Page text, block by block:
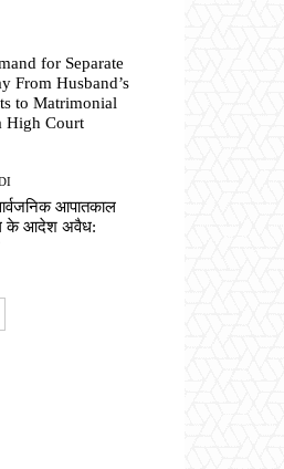
for Separate
From Husband’s
to Matrimonial
High Court
आपातकाल
के आदेश अवैध: